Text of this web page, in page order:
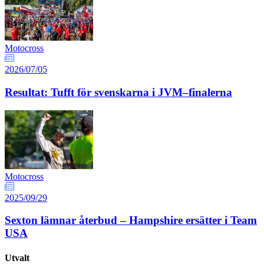
Motocross
2026/07/05
Resultat: Tufft för svenskarna i JVM–finalerna
Motocross
2025/09/29
Sexton lämnar återbud – Hampshire ersätter i Team
USA
Utvalt